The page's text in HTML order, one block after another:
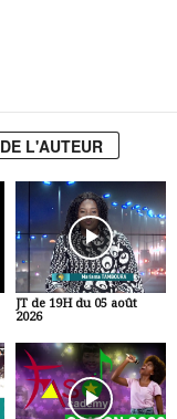
L'AUTEUR
JT de 19H du 05 août
2026